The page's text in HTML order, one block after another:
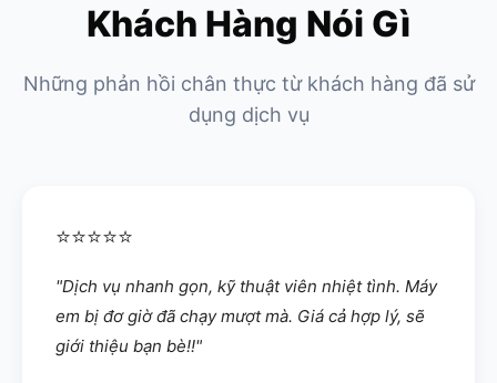
Khách Hàng Nói Gì
Những phản hồi chân thực từ khách hàng đã sử
dụng dịch vụ
⭐⭐⭐⭐⭐
"Dịch vụ nhanh gọn, kỹ thuật viên nhiệt tình. Máy
em bị đơ giờ đã chạy mượt mà. Giá cả hợp lý, sẽ
giới thiệu bạn bè!!"